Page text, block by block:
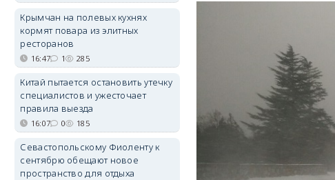
Крымчан на полевых кухнях
кормят повара из элитных
ресторанов
16:47 1 285
Китай пытается остановить утечку
специалистов и ужесточает
правила выезда
16:07 0 185
Севастопольскому Фиоленту к
сентябрю обещают новое
пространство для отдыха